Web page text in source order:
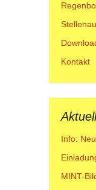
Kontakt
Info:
MINT-